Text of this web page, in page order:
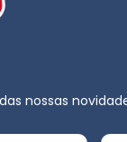
nossas